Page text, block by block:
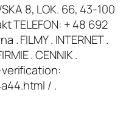
8, LOK. 66, 43-100
TELEFON: + 48 692
. FILMY . INTERNET .
. CENNIK .
/ .